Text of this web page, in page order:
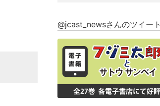
@jcast_newsさんのツイート